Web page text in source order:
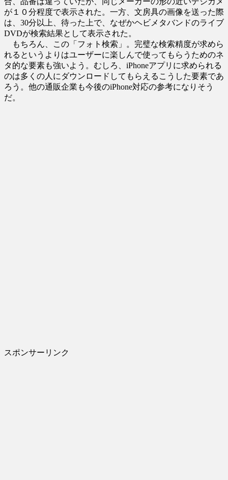
が１０分程度で表示された。一方、文房具の画像を送った際
は、30分以上、待った上で、なぜかヘビメタバンドのライブ
DVDが検索結果として表示された。
もちろん、この「フォト検索」。完璧な検索精度が求めら
れるというよりはユーザーに楽しんで使ってもらうためのネ
タ的な要素も強いよう。むしろ、iPhoneアプリに求められる
のは多くの人にダウンロードしてもらえるこうした要素であ
ろう。他の通販企業も今後のiPhone対応の参考になりそう
だ。
スポンサーリンク